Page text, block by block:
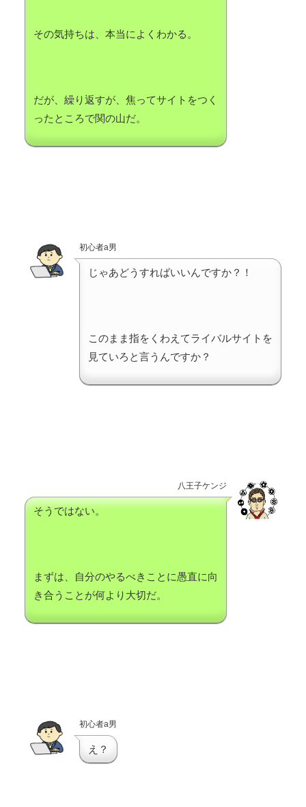
その気持ちは、本当によくわかる。
だが、繰り返すが、焦ってサイトをつく
ったところで関の山だ。
初心者a男
じゃあどうすればいいんですか？！
このまま指をくわえてライバルサイトを
見ていろと言うんですか？
八王子ケンジ
そうではない。
まずは、自分のやるべきことに愚直に向
き合うことが何より大切だ。
初心者a男
え？